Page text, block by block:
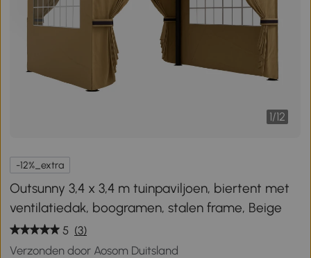
1/12
-12%_extra
Outsunny 3,4 x 3,4 m tuinpaviljoen, biertent met
ventilatiedak, boogramen, stalen frame, Beige
5 (3)
Verzonden door Aosom Duitsland